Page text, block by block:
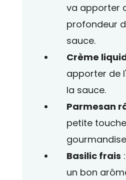
va apporter
profondeur
sauce.
Crème
apporter de
la sauce.
Parmesan
petite
Basilic frais
un bon